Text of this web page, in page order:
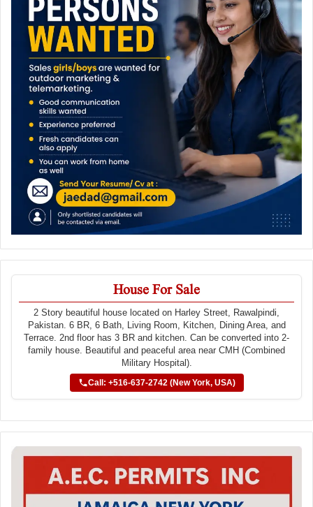
House For Sale
2 Story beautiful house located on Harley Street, Rawalpindi,
Pakistan. 6 BR, 6 Bath, Living Room, Kitchen, Dining Area, and
Terrace. 2nd floor has 3 BR and kitchen. Can be converted into 2-
family house. Beautiful and peaceful area near CMH (Combined
Military Hospital).
Call: +516-637-2742 (New York, USA)